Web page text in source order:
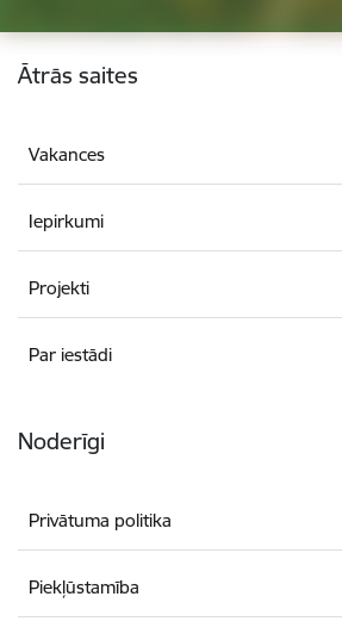
Kājene
Ātrās saites
Vakances
Iepirkumi
Projekti
Par iestādi
Noderīgi
Privātuma politika
Piekļūstamība